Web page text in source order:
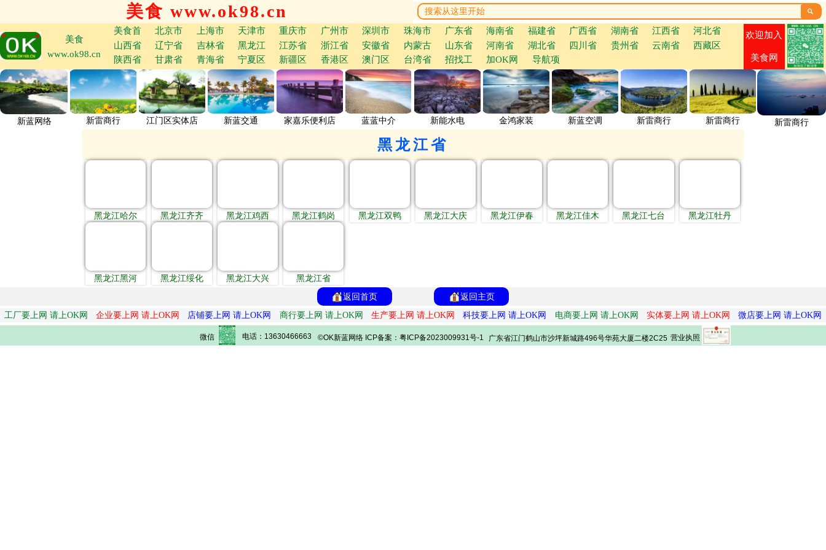
美食 www.ok98.cn 
美食
www.ok98.cn
美食首 北京市 上海市 天津市 重庆市 广州市 深圳市 珠海市 广东省 海南省 福建省 广西省 湖南省 江西省
河北省
山西省
辽宁省 吉林省 黑龙江 江苏省 浙江省 安徽省 内蒙古 山东省 河南省 湖北省 四川省 贵州省 云南省
西藏区
陕西省
甘肃省 青海省 宁夏区 新疆区 香港区 澳门区 台湾省 招找工 加OK网 导航项
欢迎加入
美食网
新蓝网络 新雷商行 江门区实体店 新蓝交通 家嘉乐便利店 蓝蓝中介 新能水电 金鸿家装 新蓝空调 新雷商行 新雷商行 新雷商行
黑龙江省
黑龙江哈尔 黑龙江齐齐 黑龙江鸡西 黑龙江鹤岗 黑龙江双鸭 黑龙江大庆 黑龙江伊春 黑龙江佳木 黑龙江七台 黑龙江牡丹
黑龙江黑河 黑龙江绥化 黑龙江大兴
黑龙江省
返回首页
返回主页
工厂要上网 请上OK网
企业要上网 请上OK网 店铺要上网 请上OK网 商行要上网 请上OK网 生产要上网 请上OK网 科技要上网 请上OK网 电商要上网 请上OK网 实体要上网 请上OK网 微店要上网 请上OK网
微信 电话：13630466663 ©OK新蓝网络 ICP备案：粤ICP备2023009931号-1 广东省江门鹤山市沙坪新城路496号华苑大厦二楼2C25 营业执照